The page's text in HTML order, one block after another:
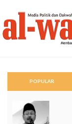
POPULAR